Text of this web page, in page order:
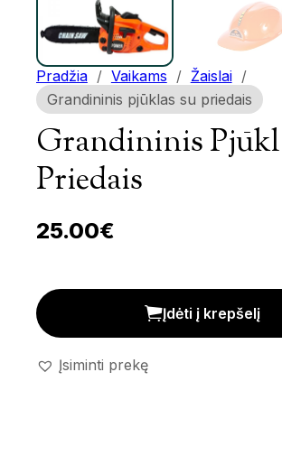
Pradžia / Vaikams / Žaislai /
Grandininis pjūklas su priedais
Grandininis
Priedais
25.00€
Grandininis pjūklas su priedais kiekis
Įdėti į krepšelį
Įsiminti prekę